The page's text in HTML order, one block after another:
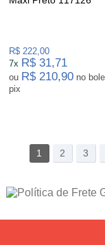
R$ 222,00
7x R$ 31,71
ou R$ 210,90 no boleto ou
pix
1 2 3